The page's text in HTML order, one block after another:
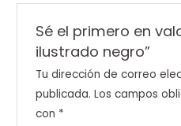
Sé el primero en
ilustrado negro”
Tu dirección de correo
publicada. Los campos
con *